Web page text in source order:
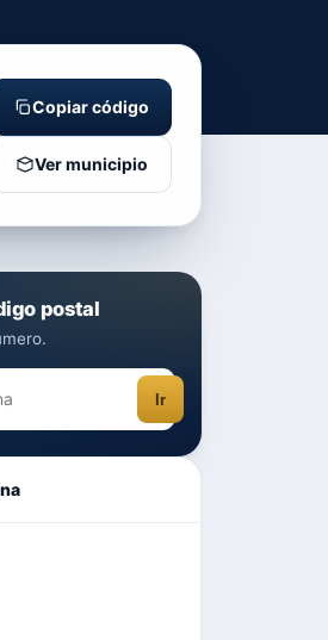
Copiar código
Ver municipio
postal
Ir